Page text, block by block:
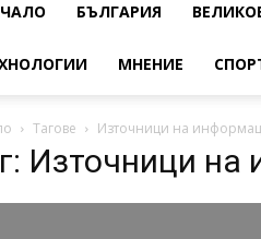
БЪЛГАРИЯ
МНЕНИЕ
Тагове Източници на
Източници